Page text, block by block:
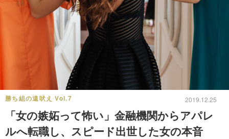
勝ち組の遠吠え Vol.7 2019.12.25
「女の嫉妬って怖い」金融機関からアパレ
ルへ転職し、スピード出世した女の本音